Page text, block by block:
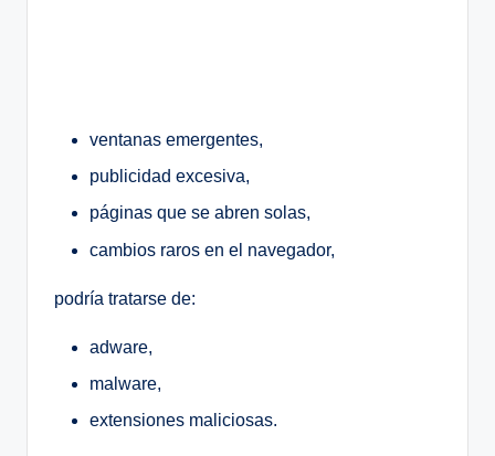
ventanas emergentes,
publicidad excesiva,
páginas que se abren solas,
cambios raros en el navegador,
podría tratarse de:
adware,
malware,
extensiones maliciosas.